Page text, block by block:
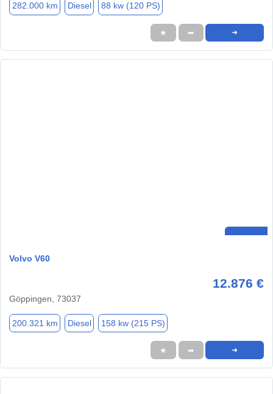
282.000 km Diesel 88 kw (120 PS)
★ ➦ ➜
Volvo V60
12.876 €
Göppingen, 73037
200.321 km Diesel 158 kw (215 PS)
★ ➦ ➜